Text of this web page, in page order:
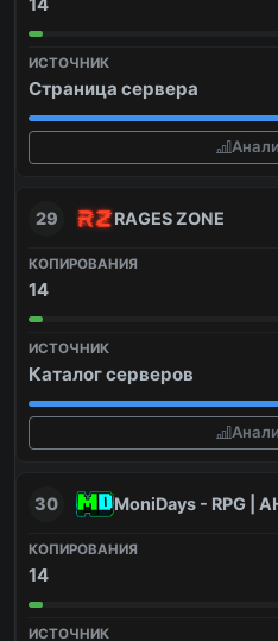
Страница сервера
29 RAGES ZONE
14
Каталог серверов
30 MoniDays - RPG |
14